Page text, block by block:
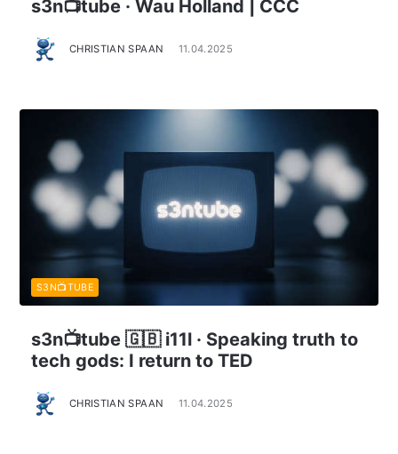
s3n📺tube · Wau Holland | CCC
CHRISTIAN SPAAN 11.04.2025
s3n📺tube 🇬🇧 i11l · Speaking truth to
tech gods: I return to TED
CHRISTIAN SPAAN 11.04.2025
S3N📺TUBE